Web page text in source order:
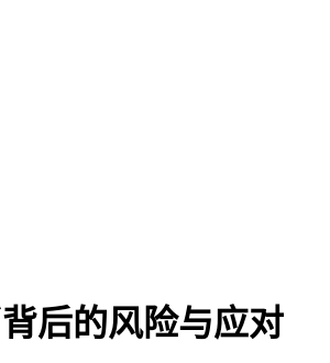
后的风险与应对